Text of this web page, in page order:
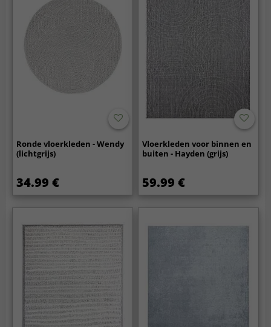
Ronde vloerkleden - Wendy
(lichtgrijs)
34.99 €
Vloerkleden voor binnen en
buiten - Hayden (grijs)
59.99 €